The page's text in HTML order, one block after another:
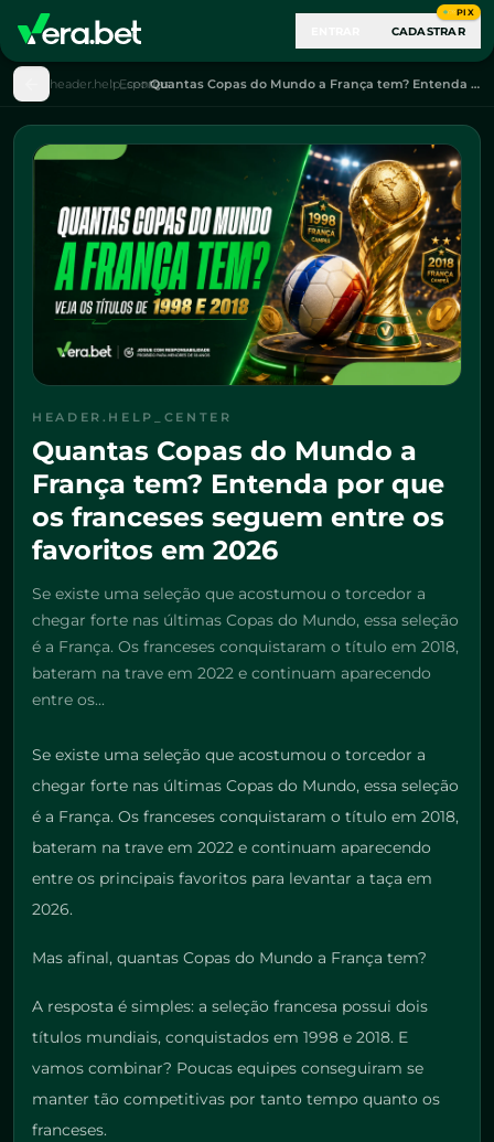
CADASTRAR
PIX
header.help_center
Esportes Quantas Copas do Mundo a França tem? Entenda por que os franceses seguem entre os favoritos em 2026
HEADER.HELP_CENTER
Quantas Copas do Mundo a
França tem? Entenda por que
os franceses seguem entre os
favoritos em 2026
Se existe uma seleção que acostumou o torcedor a
chegar forte nas últimas Copas do Mundo, essa seleção
é a França. Os franceses conquistaram o título em 2018,
bateram na trave em 2022 e continuam aparecendo
entre os...
Se existe uma seleção que acostumou o torcedor a
chegar forte nas últimas Copas do Mundo, essa seleção
é a França. Os franceses conquistaram o título em 2018,
bateram na trave em 2022 e continuam aparecendo
entre os principais favoritos para levantar a taça em
2026.
Mas afinal, quantas Copas do Mundo a França tem?
A resposta é simples: a seleção francesa possui dois
títulos mundiais, conquistados em 1998 e 2018. E
vamos combinar? Poucas equipes conseguiram se
manter tão competitivas por tanto tempo quanto os
franceses.